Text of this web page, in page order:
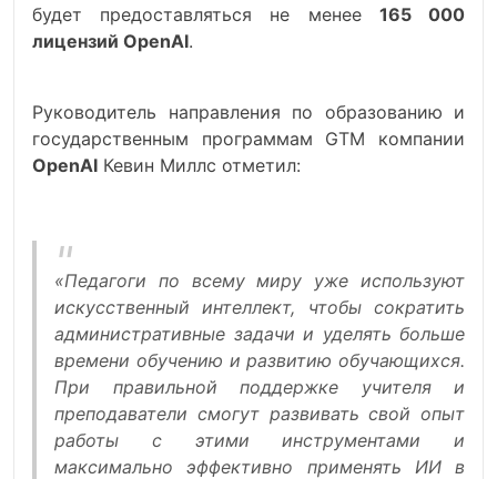
будет предоставляться не менее 165 000
лицензий OpenAI.
Руководитель направления по образованию и
государственным программам GTM компании
OpenAI Кевин Миллс отметил:
«Педагоги по всему миру уже используют
искусственный интеллект, чтобы сократить
административные задачи и уделять больше
времени обучению и развитию обучающихся.
При правильной поддержке учителя и
преподаватели смогут развивать свой опыт
работы с этими инструментами и
максимально эффективно применять ИИ в